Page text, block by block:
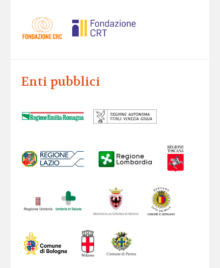
Enti pubblici